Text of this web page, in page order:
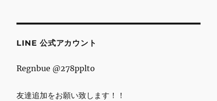
ス
LINE 公式アカウント
Regnbue @278pplto
友達追加をお願い致します！！